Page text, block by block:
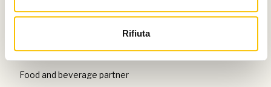
Rifiuta
Con il patrocinio di
Food and beverage partner